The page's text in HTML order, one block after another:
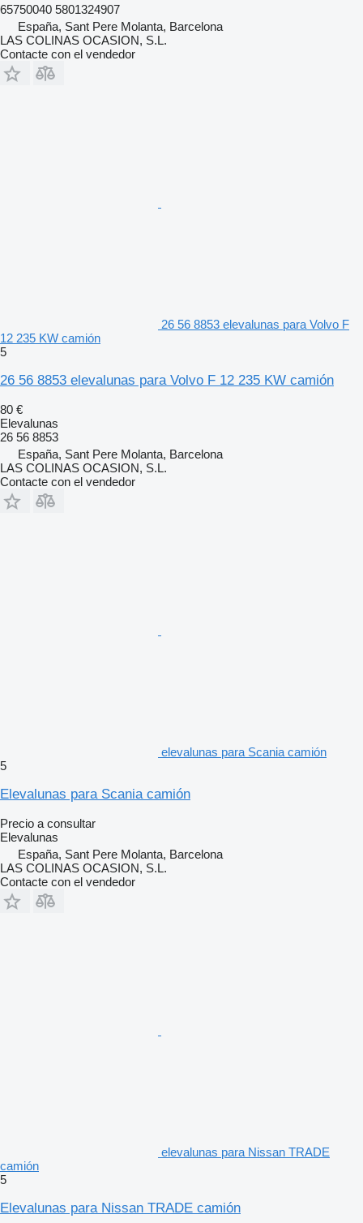
65750040 5801324907
España, Sant Pere Molanta, Barcelona
LAS COLINAS OCASION, S.L.
Contacte con el vendedor
26 56 8853 elevalunas para Volvo F
12 235 KW camión
5
26 56 8853 elevalunas para Volvo F 12 235 KW camión
80 €
Elevalunas
26 56 8853
España, Sant Pere Molanta, Barcelona
LAS COLINAS OCASION, S.L.
Contacte con el vendedor
elevalunas para Scania camión
5
Elevalunas para Scania camión
Precio a consultar
Elevalunas
España, Sant Pere Molanta, Barcelona
LAS COLINAS OCASION, S.L.
Contacte con el vendedor
elevalunas para Nissan TRADE
camión
5
Elevalunas para Nissan TRADE camión